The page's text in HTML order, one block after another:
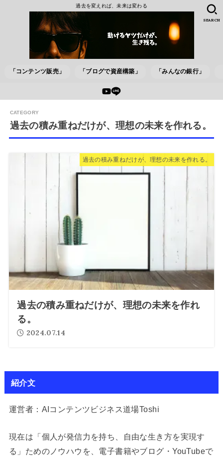
過去を変えれば、未来は変わる
「コンテンツ販売」 「ブログで資産構築」 「みんなの銀行」
SEARCH
過去の積み重ねだけが、理想の未来を作れる。
過去の積み重ねだけが、理想の未来を作れる。
過去の積み重ねだけが、理想の未来を作れ
る。
2024.07.14
紹介文
運営者：AIコンテンツビジネス道場Toshi
現在は「個人が発信力を持ち、自由な生き方を実現す
る」ためのノウハウを、電子書籍やブログ・YouTubeで